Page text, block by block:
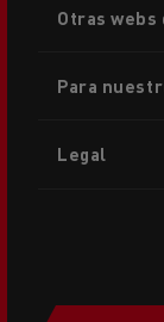
menu
Otras
Para
Legal